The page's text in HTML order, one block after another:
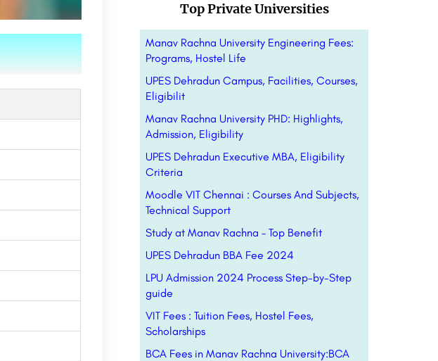
Top Private Universities
Manav Rachna University Engineering Fees:
Programs, Hostel Life
UPES Dehradun Campus, Facilities, Courses,
Eligibilit
Manav Rachna University PHD: Highlights,
Admission, Eligibility
UPES Dehradun Executive MBA, Eligibility
Criteria
Moodle VIT Chennai : Courses And Subjects,
Technical Support
Study at Manav Rachna – Top Benefit
UPES Dehradun BBA Fee 2024
LPU Admission 2024 Process Step-by-Step
guide
VIT Fees : Tuition Fees, Hostel Fees,
Scholarships
BCA Fees in Manav Rachna University:BCA